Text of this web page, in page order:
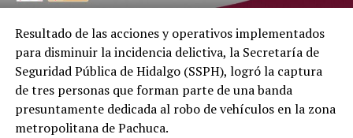
Resultado de las acciones y operativos implementados
para disminuir la incidencia delictiva, la Secretaría de
Seguridad Pública de Hidalgo (SSPH), logró la captura
de tres personas que forman parte de una banda
presuntamente dedicada al robo de vehículos en la zona
metropolitana de Pachuca.